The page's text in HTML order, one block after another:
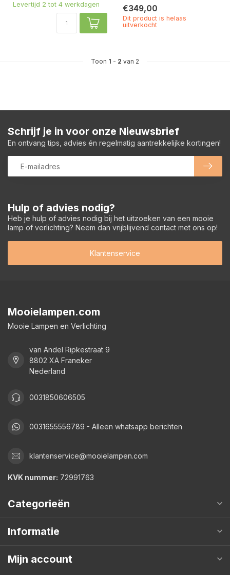
Levertijd 2 tot 4 werkdagen €349,00
Dit product is helaas
uitverkocht
Toon 1 - 2 van 2
Hulp of advies nodig?
Heb je hulp of advies nodig bij het uitzoeken van een mooie
lamp of verlichting? Neem dan vrijblijvend contact met ons op!
Klantenservice
Schrijf je in voor onze Nieuwsbrief
En ontvang tips, advies én regelmatig aantrekkelijke kortingen!
Mooielampen.com
Mooie Lampen en Verlichting
van Andel Ripkestraat 9
8802 XA Franeker
Nederland
0031850606505
0031655556789 - Alleen whatsapp berichten
klantenservice@mooielampen.com
KVK nummer: 72991763
Categorieën
Informatie
Mijn account